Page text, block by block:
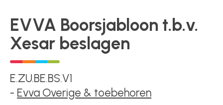
Toegangscontrole
Toegangsverlening
EVVA Boorsjabloon t.b.v.
Xesar beslagen
E.ZU.BE.BS.V1
- Evva Overige & toebehoren